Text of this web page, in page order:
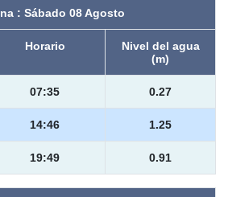
: Sábado 08 Agosto
Horario
Nivel del agua
(m)
07:35 0.27
14:46 1.25
19:49 0.91